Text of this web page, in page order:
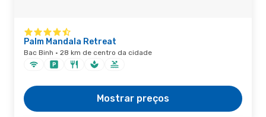
Palm Mandala Retreat
Bac Binh · 28 km de centro da cidade
Mostrar preços